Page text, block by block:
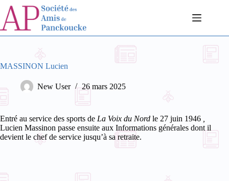
Passer
contenu
MASSINON Lucien
New User 26 mars 2025
Entré au service des sports de La Voix du Nord le 27 juin 1946
Lucien Massinon passe ensuite aux Informations générales dont il
devient le chef de service jusqu’à sa retraite.